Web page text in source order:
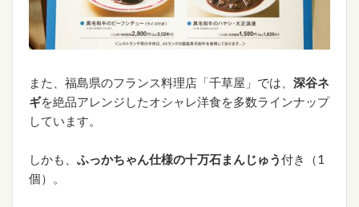
また、福島県のフランス料理店「千草屋」では、 深谷ネ
ギを絶品アレンジしたオシャレ洋食を多数ラインナップ
しています。
しかも、 ふっかちゃん仕様の十万石まんじゅう付き（1
個）。